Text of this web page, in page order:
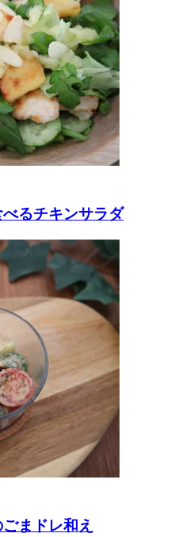
るチキンサラダ
まドレ和え